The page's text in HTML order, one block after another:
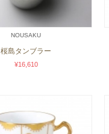
NOUSAKU
桜島タンブラー
¥16,610